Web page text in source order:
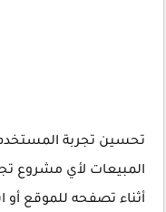
تحسين تجربة المستخدم
المبيعات لأي مشروع
أثناء تصفحه للموقع أو